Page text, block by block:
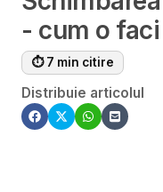
- cum o
⏱ 7 min citire
Distribuie articolul